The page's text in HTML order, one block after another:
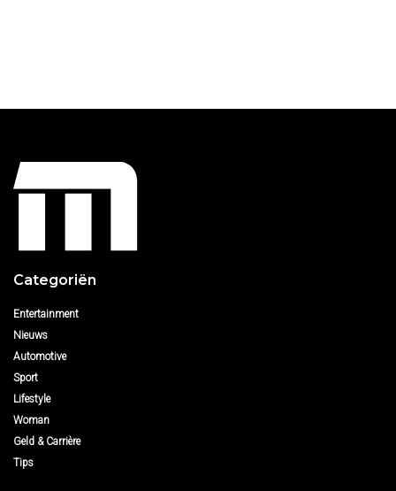
Categoriën
Entertainment
Nieuws
Automotive
Sport
Lifestyle
Woman
Geld & Carrière
Tips